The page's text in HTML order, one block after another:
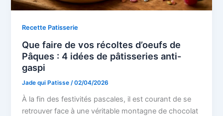
Recette Patisserie
Que faire de vos récoltes d’oeufs de
Pâques : 4 idées de pâtisseries anti-
gaspi
Jade qui Patisse /02/04/2026
À la fin des festivités pascales, il est courant de se
retrouver face à une véritable montagne de chocolat